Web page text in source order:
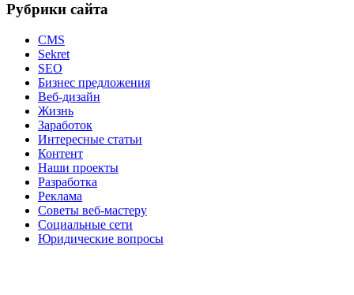
Рубрики сайта
CMS
Sekret
SEO
Бизнес предложения
Веб-дизайн
Жизнь
Заработок
Интересные статьи
Контент
Наши проекты
Разработка
Реклама
Советы веб-мастеру
Социальные сети
Юридические вопросы